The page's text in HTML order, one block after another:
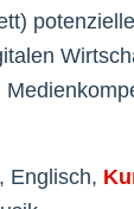
Englisch,